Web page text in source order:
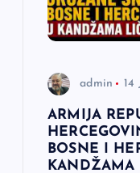
admin 14
ARMIJA
BOSNE I
KANDŽAMA